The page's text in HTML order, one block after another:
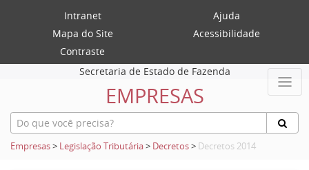
Intranet
Ajuda
Mapa do Site
Acessibilidade
Contraste
Secretaria de Estado de Fazenda
EMPRESAS
Empresas> Legislação Tributária> Decretos> Decretos 2014